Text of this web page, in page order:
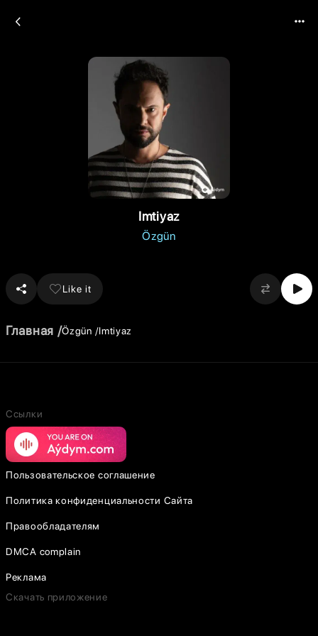
Imtiyaz
Özgün
Like it
Главная Özgün Imtiyaz
Ссылки
Пользовательское соглашение
Политика конфиденциальности Сайта
Правообладателям
DMCA complain
Реклама
Скачать приложение